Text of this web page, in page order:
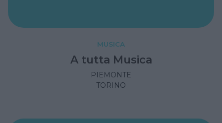
MUSICA
A tutta Musica
PIEMONTE
TORINO